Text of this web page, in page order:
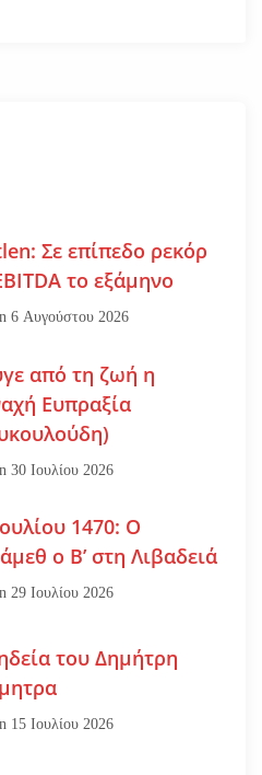
Σε επίπεδο ρεκόρ
το εξάμηνο
6 Αυγούστου 2026
από τη ζωή η
Ευπραξία
30 Ιουλίου 2026
1470: Ο
ο Β’ στη Λιβαδειά
29 Ιουλίου 2026
του Δημήτρη
15 Ιουλίου 2026